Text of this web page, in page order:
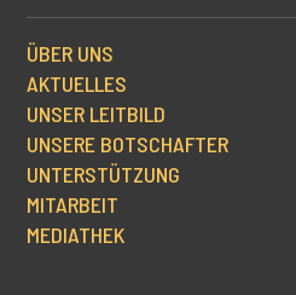
ÜBER UNS
AKTUELLES
UNSER LEITBILD
UNSERE BOTSCHAFTER
UNTERSTÜTZUNG
MITARBEIT
MEDIATHEK